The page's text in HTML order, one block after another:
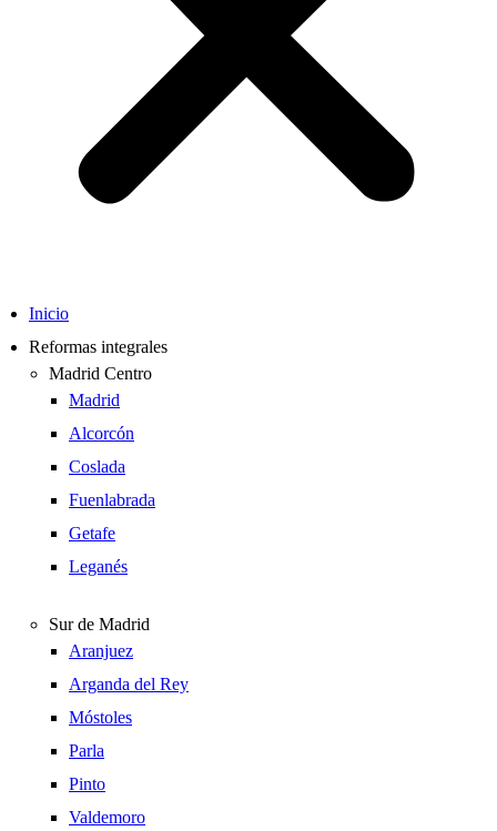
Inicio
Reformas integrales
Madrid Centro
Madrid
Alcorcón
Coslada
Fuenlabrada
Getafe
Leganés
Sur de Madrid
Aranjuez
Arganda del Rey
Móstoles
Parla
Pinto
Valdemoro